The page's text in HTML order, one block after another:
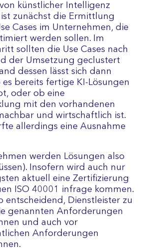
künstlicher Intelligenz
zunächst die Ermittlung
Cases im Unternehmen, die
werden sollen. Im
sollten die Use Cases nach
der Umsetzung geclustert
dessen lässt sich dann
bereits fertige KI-Lösungen
oder ob eine
mit den vorhandenen
und wirtschaftlich ist.
allerdings eine Ausnahme
werden Lösungen also
Insofern wird auch nur
aktuell eine Zertifizierung
ISO 40001 infrage kommen.
entscheidend, Dienstleister zu
genannten Anforderungen
und auch vor
Anforderungen